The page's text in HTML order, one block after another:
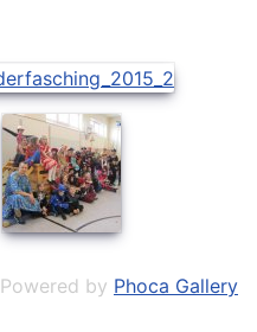
Powered by Phoca Gallery